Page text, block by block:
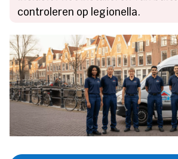
controleren op legionella.